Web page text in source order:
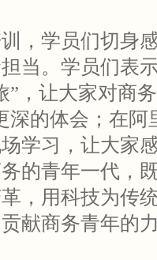
，学员们切身
当。学员们表
”，让大家对商
深的体会；在
学习，让大家
的青年一代，
，用科技为传
献商务青年的